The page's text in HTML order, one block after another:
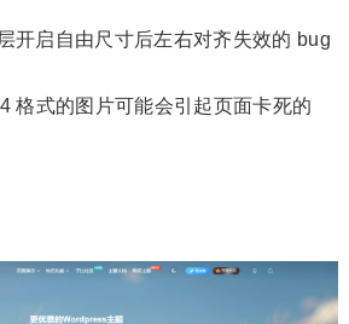
开启自由尺寸后左右对齐失效的 bug
格式的图片可能会引起页面卡死的